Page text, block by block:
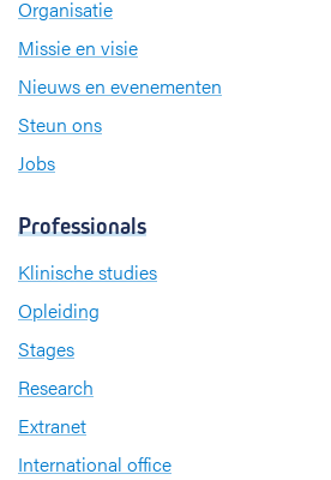
Organisatie
Missie en visie
Nieuws en evenementen
Steun ons
Jobs
Professionals
Klinische studies
Opleiding
Stages
Research
Extranet
International office